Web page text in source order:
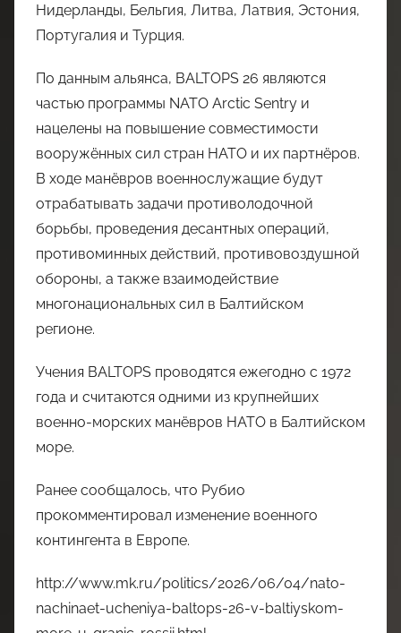
Нидерланды, Бельгия, Литва, Латвия, Эстония,
Португалия и Турция.
По данным альянса, BALTOPS 26 являются
частью программы NATO Arctic Sentry и
нацелены на повышение совместимости
вооружённых сил стран НАТО и их партнёров.
В ходе манёвров военнослужащие будут
отрабатывать задачи противолодочной
борьбы, проведения десантных операций,
противоминных действий, противовоздушной
обороны, а также взаимодействие
многонациональных сил в Балтийском
регионе.
Учения BALTOPS проводятся ежегодно с 1972
года и считаются одними из крупнейших
военно-морских манёвров НАТО в Балтийском
море.
Ранее сообщалось, что Рубио
прокомментировал изменение военного
контингента в Европе.
http://www.mk.ru/politics/2026/06/04/nato-
nachinaet-ucheniya-baltops-26-v-baltiyskom-